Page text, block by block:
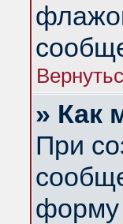
» Как
При
форму